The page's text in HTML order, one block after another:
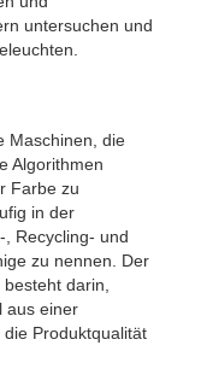
untersuchen und
Maschinen, die
Algorithmen
Farbe zu
in der
Recycling- und
zu nennen. Der
darin,
aus einer
Produktqualität